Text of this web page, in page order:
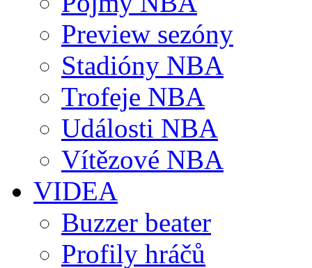
Preview sezóny
Stadióny NBA
Trofeje NBA
Události NBA
Vítězové NBA
VIDEA
Buzzer beater
Profily hráčů